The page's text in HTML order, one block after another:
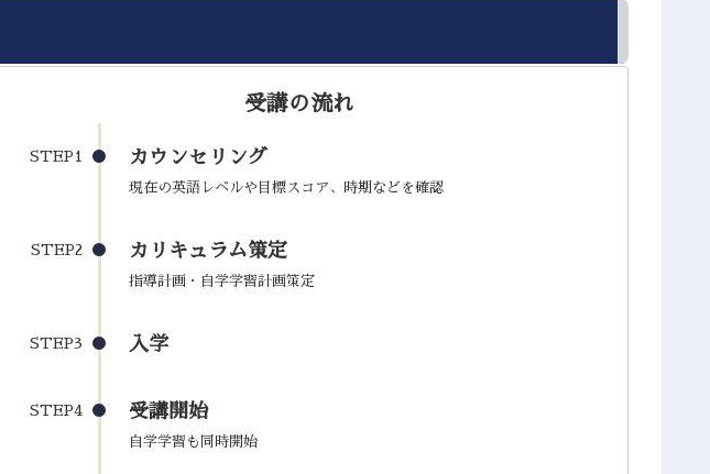
受講の流れ
STEP1 カウンセリング
現在の英語レベルや目標スコア、時期などを確認
STEP2 カリキュラム策定
指導計画・自学学習計画策定
STEP3 入学
STEP4 受講開始
自学学習も同時開始